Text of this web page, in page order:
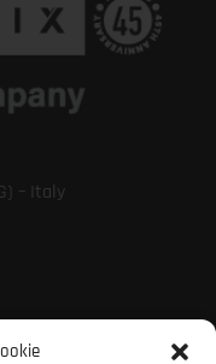
– Italy